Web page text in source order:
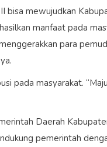
bisa mewujudkan
manfaat pada
para
pada masyarakat.
Daerah
pemerintah